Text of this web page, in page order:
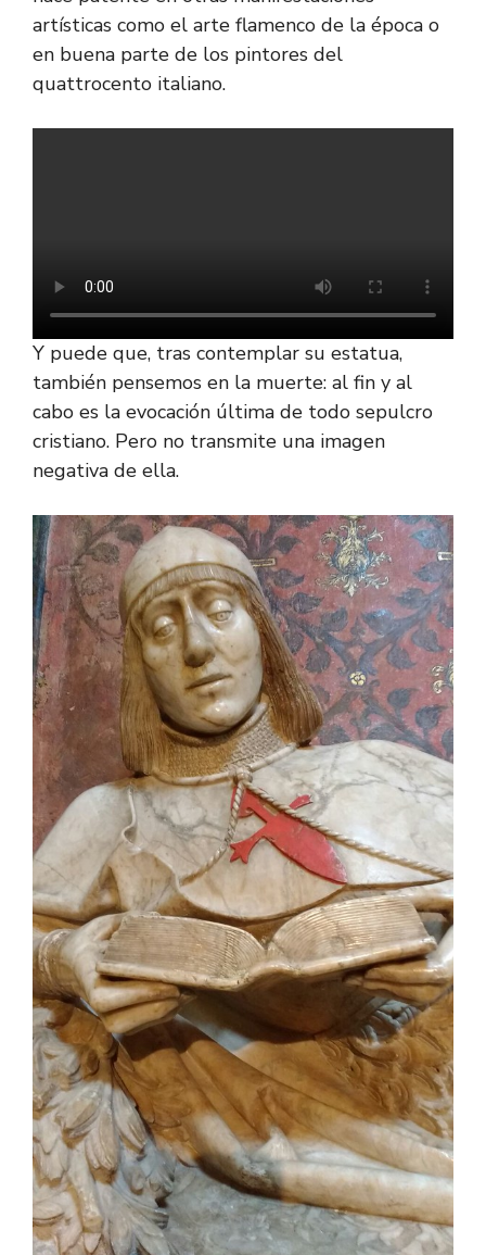
artísticas como el arte flamenco de la época o
en buena parte de los pintores del
quattrocento italiano.
Y puede que, tras contemplar su estatua,
también pensemos en la muerte: al fin y al
cabo es la evocación última de todo sepulcro
cristiano. Pero no transmite una imagen
negativa de ella.